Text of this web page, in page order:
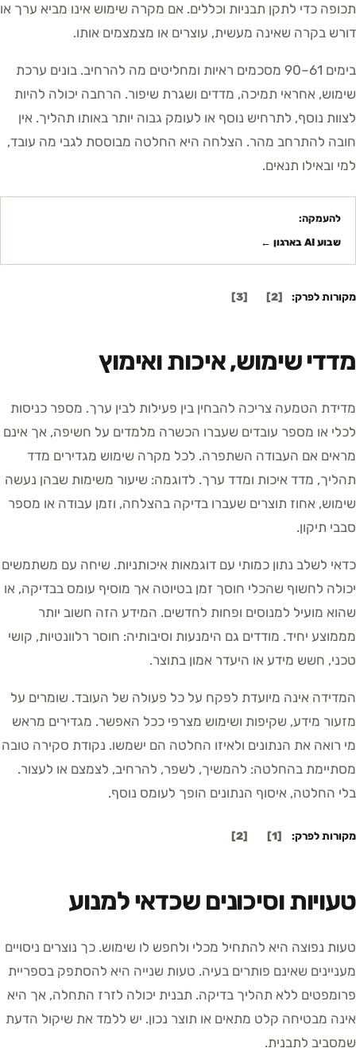
תכופה כדי לתקן תבניות וכללים. אם מקרה שימוש אינו מביא ערך או
דורש בקרה שאינה מעשית, עוצרים או מצמצמים אותו.
בימים 61–90 מסכמים ראיות ומחליטים מה להרחיב. בונים ערכת
שימוש, אחראי תמיכה, מדדים ושגרת שיפור. הרחבה יכולה להיות
לצוות נוסף, לתרחיש נוסף או לעומק גבוה יותר באותו תהליך. אין
חובה להתרחב מהר. הצלחה היא החלטה מבוססת לגבי מה עובד,
למי ובאילו תנאים.
להעמקה:
שבוע AI בארגון
←
מקורות לפרק: [
2
]
[
3
]
מדדי שימוש, איכות ואימוץ
מדידת הטמעה צריכה להבחין בין פעילות לבין ערך. מספר כניסות
לכלי או מספר עובדים שעברו הכשרה מלמדים על חשיפה, אך אינם
מראים אם העבודה השתפרה. לכל מקרה שימוש מגדירים מדד
תהליך, מדד איכות ומדד ערך. לדוגמה: שיעור משימות שבהן נעשה
שימוש, אחוז תוצרים שעברו בדיקה בהצלחה, וזמן עבודה או מספר
סבבי תיקון.
כדאי לשלב נתון כמותי עם דוגמאות איכותניות. שיחה עם משתמשים
יכולה לחשוף שהכלי חוסך זמן בטיוטה אך מוסיף עומס בבדיקה, או
שהוא מועיל למנוסים ופחות לחדשים. המידע הזה חשוב יותר
מממוצע יחיד. מודדים גם הימנעות וסיבותיה: חוסר רלוונטיות, קושי
טכני, חשש מידע או היעדר אמון בתוצר.
המדידה אינה מיועדת לפקח על כל פעולה של העובד. שומרים על
מזעור מידע, שקיפות ושימוש מצרפי ככל האפשר. מגדירים מראש
מי רואה את הנתונים ולאיזו החלטה הם ישמשו. נקודת סקירה טובה
מסתיימת בהחלטה: להמשיך, לשפר, להרחיב, לצמצם או לעצור.
בלי החלטה, איסוף הנתונים הופך לעומס נוסף.
מקורות לפרק: [
1
]
[
2
]
טעויות וסיכונים שכדאי למנוע
טעות נפוצה היא להתחיל מכלי ולחפש לו שימוש. כך נוצרים ניסויים
מעניינים שאינם פותרים בעיה. טעות שנייה היא להסתפק בספריית
פרומפטים ללא תהליך בדיקה. תבנית יכולה לזרז התחלה, אך היא
אינה מבטיחה קלט מתאים או תוצר נכון. יש ללמד את שיקול הדעת
שמסביב לתבנית.